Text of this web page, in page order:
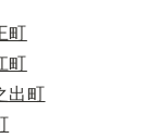
町
町
出町